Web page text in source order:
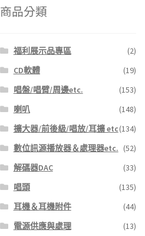
字:
商品分類
福利展示品專區
(2)
CD軟體
(19)
唱盤/唱臂/周邊etc.
(153)
喇叭
(148)
擴大器/前後級/唱放/耳擴 etc(134)
數位訊源播放器＆處理器etc. (52)
解碼器DAC
(33)
唱頭
(135)
耳機＆耳機附件
(44)
電源供應與處理
(13)